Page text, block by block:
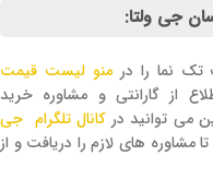
جی ولتا:
تک نما را درمنو لیست قیمت
از گارانتی و مشاوره خرید
می توانید درکانال تلگرام جی
مشاوره های لازم را دریافت و از